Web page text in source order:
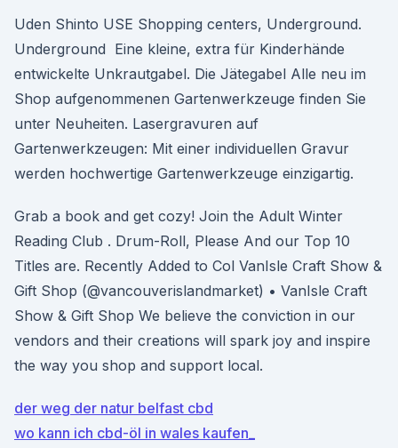
Uden Shinto USE Shopping centers, Underground.
Underground Eine kleine, extra für Kinderhände
entwickelte Unkrautgabel. Die Jätegabel Alle neu im
Shop aufgenommenen Gartenwerkzeuge finden Sie
unter Neuheiten. Lasergravuren auf
Gartenwerkzeugen: Mit einer individuellen Gravur
werden hochwertige Gartenwerkzeuge einzigartig.
Grab a book and get cozy! Join the Adult Winter
Reading Club . Drum-Roll, Please And our Top 10
Titles are. Recently Added to Col VanIsle Craft Show &
Gift Shop (@vancouverislandmarket) • VanIsle Craft
Show & Gift Shop We believe the conviction in our
vendors and their creations will spark joy and inspire
the way you shop and support local.
der weg der natur belfast cbd
wo kann ich cbd-öl in wales kaufen_